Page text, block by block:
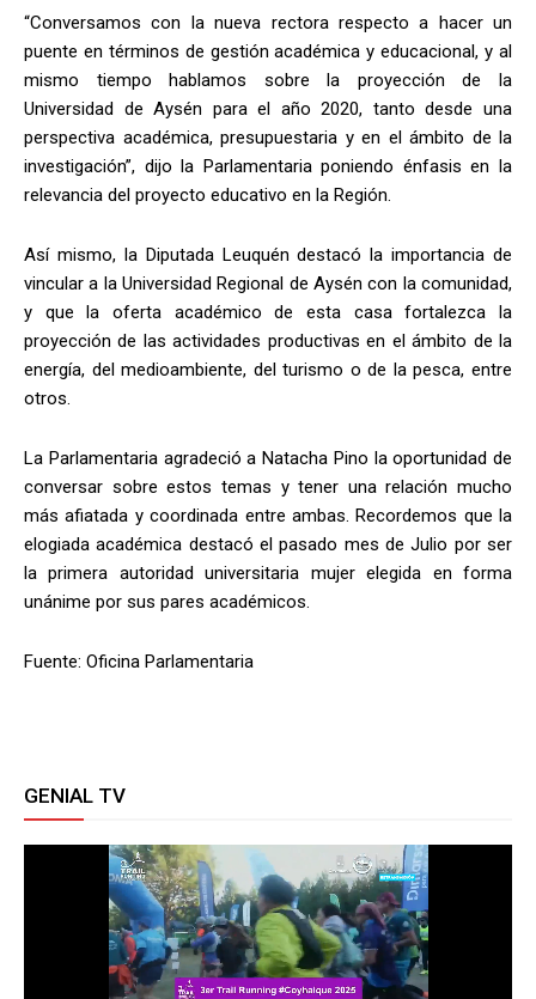
“Conversamos con la nueva rectora respecto a hacer un
puente en términos de gestión académica y educacional, y al
mismo tiempo hablamos sobre la proyección de la
Universidad de Aysén para el año 2020, tanto desde una
perspectiva académica, presupuestaria y en el ámbito de la
investigación”, dijo la Parlamentaria poniendo énfasis en la
relevancia del proyecto educativo en la Región.
Así mismo, la Diputada Leuquén destacó la importancia de
vincular a la Universidad Regional de Aysén con la comunidad,
y que la oferta académico de esta casa fortalezca la
proyección de las actividades productivas en el ámbito de la
energía, del medioambiente, del turismo o de la pesca, entre
otros.
La Parlamentaria agradeció a Natacha Pino la oportunidad de
conversar sobre estos temas y tener una relación mucho
más afiatada y coordinada entre ambas. Recordemos que la
elogiada académica destacó el pasado mes de Julio por ser
la primera autoridad universitaria mujer elegida en forma
unánime por sus pares académicos.
Fuente: Oficina Parlamentaria
GENIAL TV